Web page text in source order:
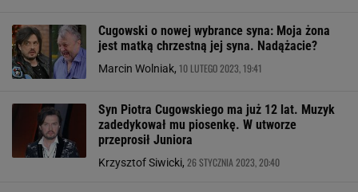
Cugowski o nowej wybrance syna: Moja żona
jest matką chrzestną jej syna. Nadążacie?
Marcin Wolniak, 10 LUTEGO 2023, 19:41
Syn Piotra Cugowskiego ma już 12 lat. Muzyk
zadedykował mu piosenkę. W utworze
przeprosił Juniora
Krzysztof Siwicki, 26 STYCZNIA 2023, 20:40